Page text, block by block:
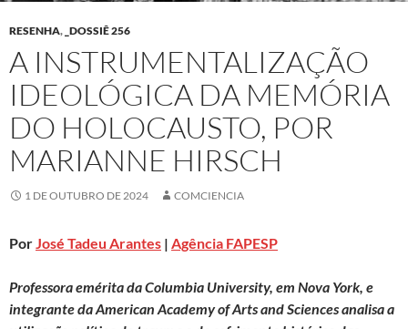
RESENHA, _DOSSIÊ 256
A INSTRUMENTALIZAÇÃO
IDEOLÓGICA DA MEMÓRIA
DO HOLOCAUSTO, POR
MARIANNE HIRSCH
1 DE OUTUBRO DE 2024 COMCIENCIA
PorJosé Tadeu Arantes | Agência FAPESP
Professora emérita da Columbia University, em Nova York, e
integrante da American Academy of Arts and Sciences analisa a